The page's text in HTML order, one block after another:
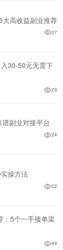
高收益副业推荐
27
30-50元无需下
29
副业对接平台
24
操方法
22
：5个一手接单渠
49